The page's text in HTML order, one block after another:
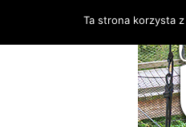
Ta strona korzysta